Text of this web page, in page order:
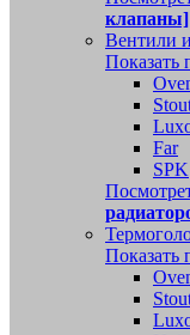
клапаны]
Вентили
Показать
Far
SPK
Показать